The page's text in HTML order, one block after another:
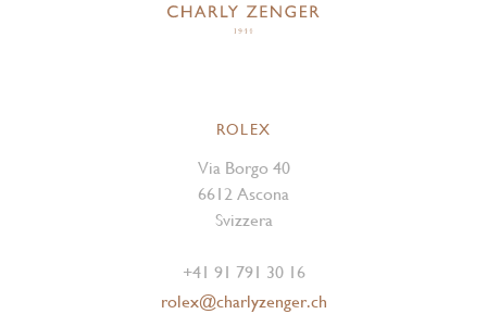
ROLEX
Via Borgo 40
6612 Ascona
Svizzera
+41 91 791 30 16
rolex@charlyzenger.ch